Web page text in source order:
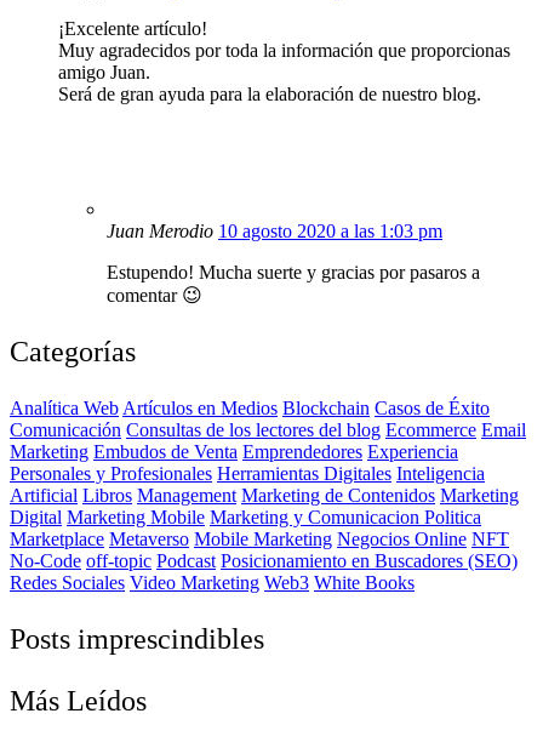
¡Excelente artículo!
Muy agradecidos por toda la información que proporcionas
amigo Juan.
Será de gran ayuda para la elaboración de nuestro blog.
Juan Merodio 10 agosto 2020 a las 1:03 pm
Estupendo! Mucha suerte y gracias por pasaros a
comentar 😉
Categorías
Analítica Web Artículos en Medios Blockchain Casos de Éxito
Comunicación Consultas de los lectores del blog Ecommerce Email
Marketing Embudos de Venta Emprendedores Experiencia
Personales y Profesionales Herramientas Digitales Inteligencia
Artificial Libros Management Marketing de Contenidos Marketing
Digital Marketing Mobile Marketing y Comunicacion Politica
Marketplace Metaverso Mobile Marketing Negocios Online NFT
No-Code off-topic Podcast Posicionamiento en Buscadores (SEO)
Redes Sociales Video Marketing Web3 White Books
Posts imprescindibles
Más Leídos